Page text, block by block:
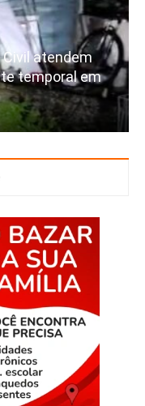
atendem
temporal em